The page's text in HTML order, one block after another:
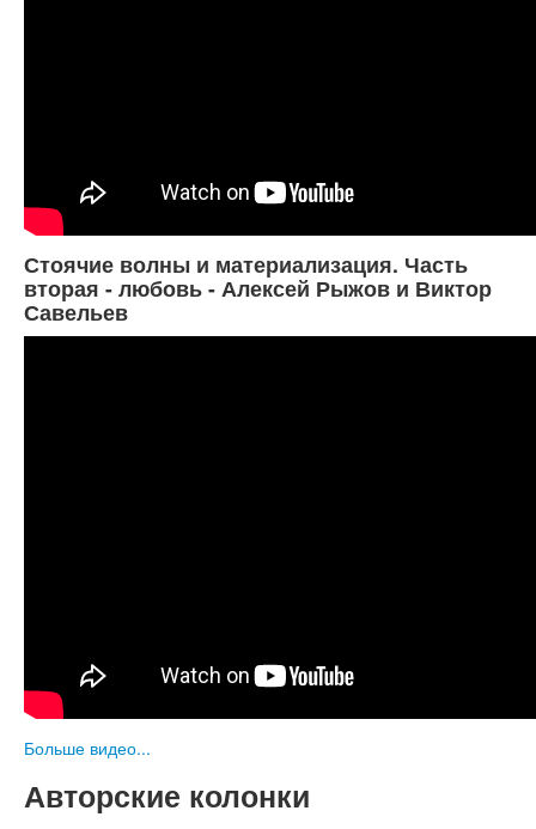
Стоячие волны и материализация. Часть
вторая - любовь - Алексей Рыжов и Виктор
Савельев
Больше видео...
Авторские колонки